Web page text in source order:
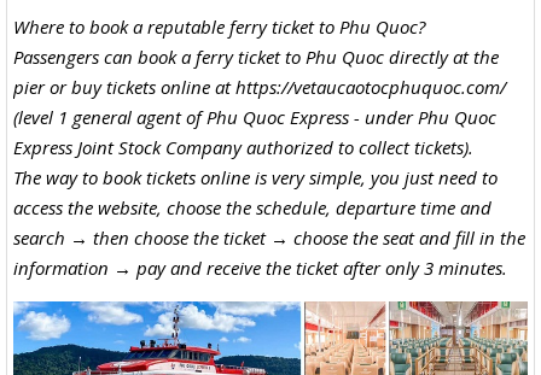
Where to book a reputable ferry ticket to Phu Quoc?
Passengers can book a ferry ticket to Phu Quoc directly at the
pier or buy tickets online at https://vetaucaotocphuquoc.com/
(level 1 general agent of Phu Quoc Express - under Phu Quoc
Express Joint Stock Company authorized to collect tickets).
The way to book tickets online is very simple, you just need to
access the website, choose the schedule, departure time and
search → then choose the ticket → choose the seat and fill in the
information → pay and receive the ticket after only 3 minutes.